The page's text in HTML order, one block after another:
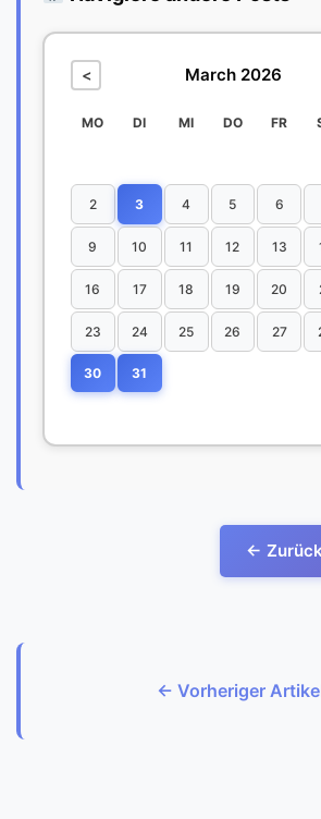
< March 2026
MO DI MI DO FR
2 3 4 5 6
9 10 11 12 13
16 17 18 19 20
23 24 25 26 27
30 31
←
← Vorheriger